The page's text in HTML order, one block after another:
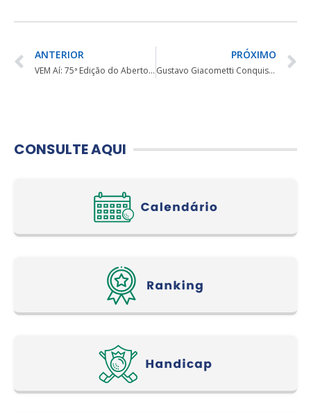
ANTERIOR
VEM Aí: 75ª Edição do Aberto da Cidade de Curitiba! LISTA DE ESPERA
PRÓXIMO
Gustavo Giacometti Conquista o 35º Campeonato Brasileiro Amador Juvenil de Golfe!
CONSULTE AQUI